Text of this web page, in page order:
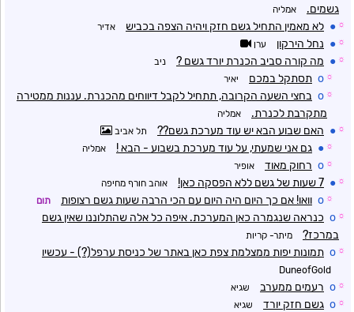
גשמים.
אמליה
☼
● לא מאמין התחיל גשם חזק ויהיה הצפה בכביש אדיר
☼
● נחל הירקון ערן
☼
● מה קורה סביב הכנרת יורד גשם ? ניב
☼
o תסתקל במכם יאיר
☼
o בחצי השעה הקרובה, תתחיל לקבל דיווחים מהכנרת. עננות ממטירה
מתקרבת לכנרת.
אמליה
☼
● האם שבוע הבא יש עוד מערכת גשם?? תל אביב
☼
● גם אני שמעתי, על עוד מערכת בשבוע - הבא ! אמליה
☼
o רחוק מאוד אופיר
☼
● 7 שעות של גשם ללא הפסקה כאן! אוהב חורף מחיפה
☼
o וואו! אם כך היום היה היום עם הכי הרבה שעות גשם רצופות תום
☼
o כנראה שנגמרה כאן המערכת. איפה כל אלה שהתלוננו שאין גשם
במרכז?
מיתר- קריות
☼
o תמונות יפות ממצלמת צפת כאן באתר של כניסת ערפל(?) - עכשיו
DuneofGold
☼
o רעמים ממערב שגיא
☼
o גשם חזק יורד שגיא